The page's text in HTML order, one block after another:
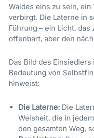
Waldes eins zu sein,
verbirgt. Die Laterne in
Führung – ein Licht,
offenbart, aber den
Das Bild des
Bedeutung von
hinweist:
Die Laterne: Die
Weisheit, die in
den gesamten Weg,